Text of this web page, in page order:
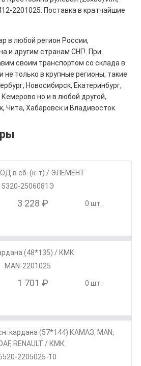
2201025. Поставка в кратчайшие
в любой регион России,
и другим странам СНГ!. При
своим транспортом со склада в
только в крупные регионы, такие
Новосибирск, Екатеринбург,
Кемерово но и в любой другой,
Чита, Хабаровск и Владивосток.
в сб. (к-т) / ЭЛЕМЕНТ
5320-2506081Э
3 228 ₽ 0 шт.
(48*135) / КМК
MAN-2201025
1 701 ₽ 0 шт.
кардана (57*144) КАМАЗ, МАN,
RENAULT / КМК
2205025-10